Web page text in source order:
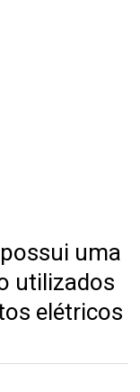
uma
utilizados
elétricos